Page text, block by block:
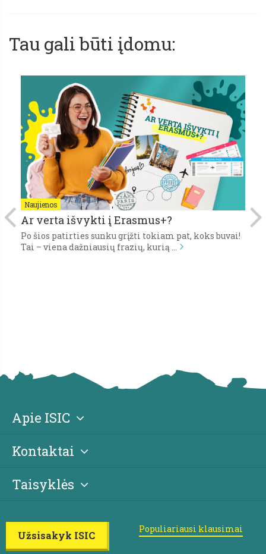
Tau gali būti įdomu:
Naujienos
Ar verta išvykti į Erasmus+?
Po šios patirties sunku grįžti tokiam pat, koks buvai!
Tai – viena dažniausių frazių, kurią …
Apie ISIC
Kontaktai
Taisyklės
Užsisakyk ISIC
Populiariausi klausimai